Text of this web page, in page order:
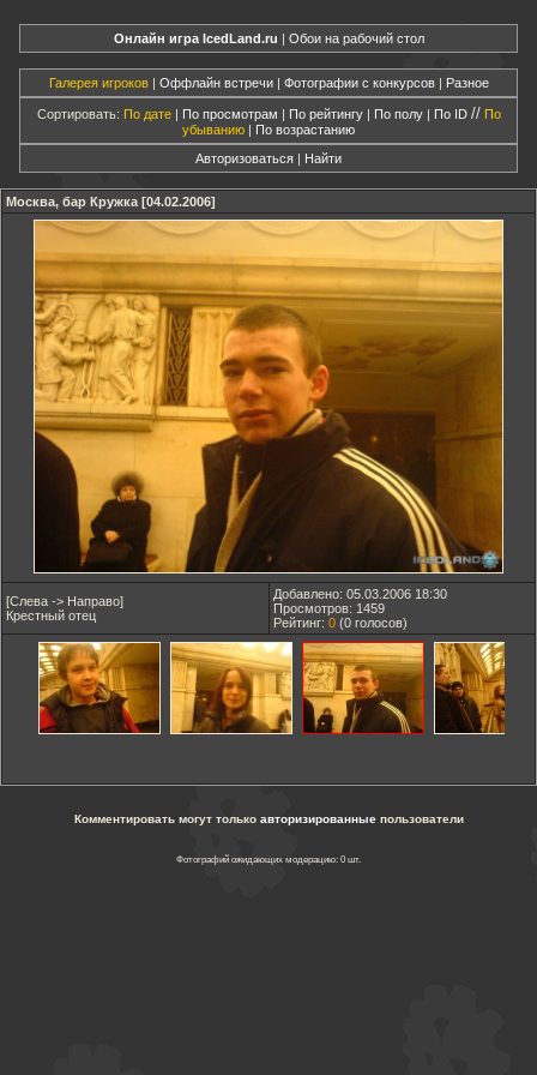
Онлайн игра IcedLand.ru | Обои на рабочий стол
Галерея игроков| Оффлайн встречи| Фотографии с конкурсов| Разное
Сортировать: По дате| По просмотрам | По рейтингу| По полу| По ID // По
убыванию | По возрастанию
Авторизоваться | Найти
Москва, бар Кружка [04.02.2006]
[Слева -> Направо]
Крестный отец
Добавлено: 05.03.2006 18:30
Просмотров: 1459
Рейтинг: 0 (0 голосов)
Комментировать могут только авторизированныепользователи
Фотографий ожидающих модерацию: 0 шт.